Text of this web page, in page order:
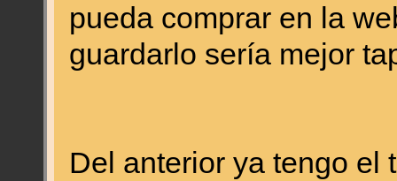
pueda comprar en la
guardarlo sería mejor
Del anterior ya tengo el